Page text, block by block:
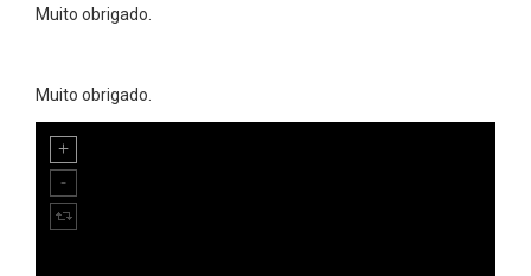
Muito obrigado.
Muito obrigado.